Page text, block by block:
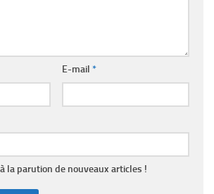
E-mail *
la parution de nouveaux articles !